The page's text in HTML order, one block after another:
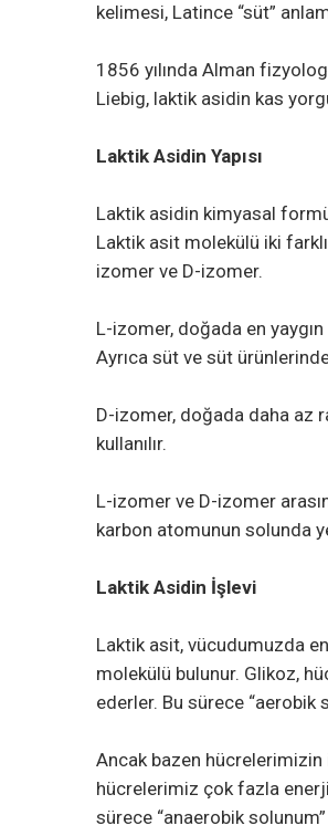
kelimesi, Latince “süt”
1856 yılında Alman
Liebig, laktik asidin kas
Laktik Asidin Yapısı
Laktik asidin kimyasal
Laktik asit molekülü iki
izomer ve D-izomer.
L-izomer, doğada en
Ayrıca süt ve süt
D-izomer, doğada daha az
kullanılır.
L-izomer ve D-izomer
karbon atomunun solunda
Laktik Asidin İşlevi
Laktik asit, vücudumuzda
molekülü bulunur. Glikoz,
ederler. Bu sürece “aerobik
Ancak bazen
hücrelerimiz çok fazla
sürece “anaerobik